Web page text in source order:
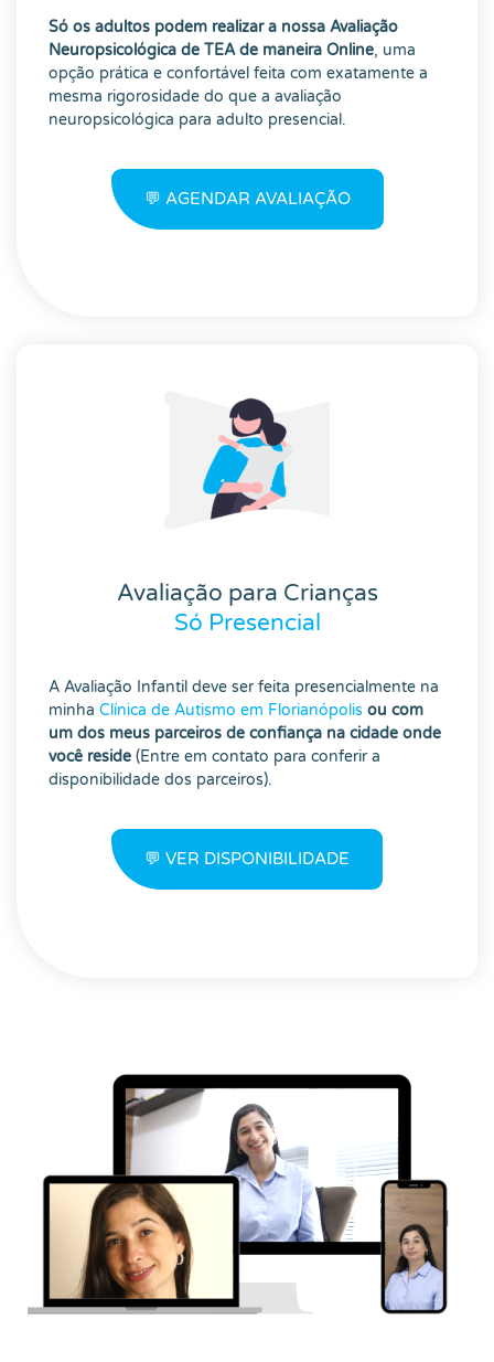
Só os adultos podem realizar a nossa Avaliação
Neuropsicológica de TEA de maneira Online, uma
opção prática e confortável feita com exatamente a
mesma rigorosidade do que a avaliação
neuropsicológica para adulto presencial.
💬 AGENDAR AVALIAÇÃO
Avaliação para Crianças
Só Presencial
A Avaliação Infantil deve ser feita presencialmente na
minhaClínica de Autismo em Florianópolis ou com
um dos meus parceiros de confiança na cidade onde
você reside (Entre em contato para conferir a
disponibilidade dos parceiros).
💬 VER DISPONIBILIDADE